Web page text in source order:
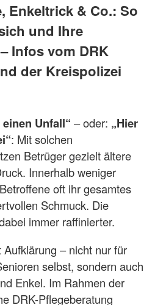
Enkeltrick & Co.: So
und Ihre
Infos vom DRK
der Kreispolizei
Unfall“ – oder: „Hier
: Mit solchen
Betrüger gezielt ältere
Innerhalb weniger
oft ihr gesamtes
Schmuck. Die
immer raffinierter.
– nicht nur für
selbst, sondern auch
Enkel. Im Rahmen der
DRK-Pflegeberatung